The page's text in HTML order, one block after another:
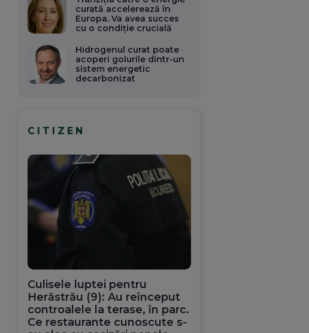
curată accelerează în
Europa. Va avea succes
cu o condiție crucială
Hidrogenul curat poate
acoperi golurile dintr-un
sistem energetic
decarbonizat
CITIZEN
Culisele luptei pentru
Herăstrău (9): Au reînceput
controalele la terase, în parc.
Ce restaurante cunoscute s-